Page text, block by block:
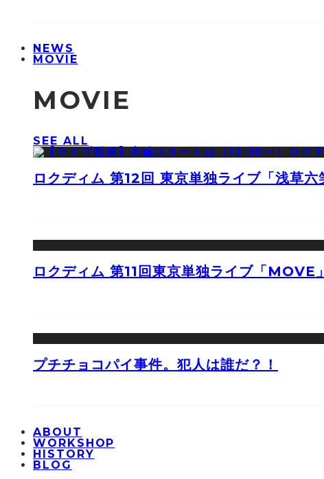
NEWS
MOVIE
MOVIE
SEE ALL
ロクディム 第12回 東京単独ライブ「浅草六
ロクディム 第11回東京単独ライブ「MOVE」
プチチョコパイ事件。犯人は誰だ？！
ABOUT
WORKSHOP
HISTORY
BLOG